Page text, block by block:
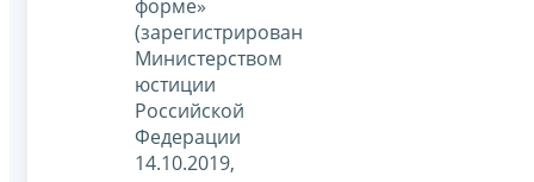
форме»
(зарегистрирован
Министерством
юстиции
Российской
Федерации
14.10.2019,